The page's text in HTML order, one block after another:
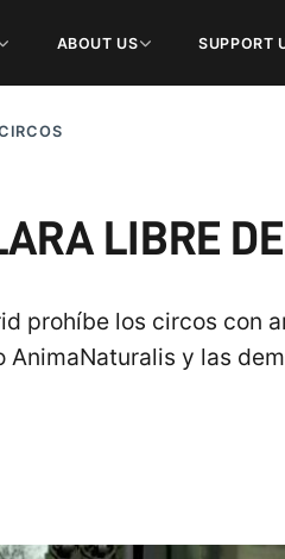
ABOUT US SUPPORT
LIBRE
prohíbe los circos con
AnimaNaturalis y las